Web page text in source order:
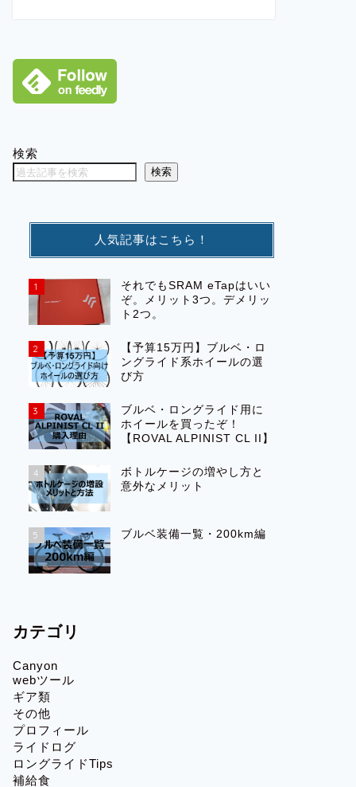
検索
検索
人気記事はこちら！
1
それでもSRAM eTapはいい
ぞ。メリット3つ。デメリッ
ト2つ。
2
【予算15万円】ブルベ・ロ
ングライド系ホイールの選
び方
3
ブルベ・ロングライド用に
ホイールを買ったぞ！
【ROVAL ALPINIST CL II】
4
ボトルケージの増やし方と
意外なメリット
5 ブルベ装備一覧・200km編
カテゴリ
Canyon
webツール
ギア類
その他
プロフィール
ライドログ
ロングライドTips
補給食